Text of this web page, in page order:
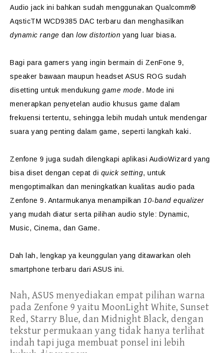
Audio jack ini bahkan sudah menggunakan Qualcomm®
AqsticTM WCD9385 DAC terbaru dan menghasilkan
dynamic range dan low distortion yang luar biasa.
Bagi para gamers yang ingin bermain di ZenFone 9,
speaker bawaan maupun headset ASUS ROG sudah
disetting untuk mendukung game mode. Mode ini
menerapkan penyetelan audio khusus game dalam
frekuensi tertentu, sehingga lebih mudah untuk mendengar
suara yang penting dalam game, seperti langkah kaki.
Zenfone 9 juga sudah dilengkapi aplikasi AudioWizard yang
bisa diset dengan cepat di quick setting, untuk
mengoptimalkan dan meningkatkan kualitas audio pada
Zenfone 9. Antarmukanya menampilkan 10-band equalizer
yang mudah diatur serta pilihan audio style: Dynamic,
Music, Cinema, dan Game.
Dah lah, lengkap ya keunggulan yang ditawarkan oleh
smartphone terbaru dari ASUS ini.
Nah, ASUS menyediakan empat pilihan warna
pada Zenfone 9 yaitu MoonLight White, Sunset
Red, Starry Blue, dan Midnight Black, dengan
tekstur permukaan yang tidak hanya terlihat
indah tapi juga membuat ponsel ini lebih